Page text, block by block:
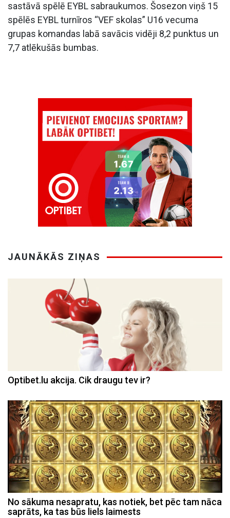
sastāvā spēlē EYBL sabraukumos. Šosezon viņš 15
spēlēs EYBL turnīros “VEF skolas” U16 vecuma
grupas komandas labā savācis vidēji 8,2 punktus un
7,7 atlēkušās bumbas.
JAUNĀKĀS ZIŅAS
Optibet.lu akcija. Cik draugu tev ir?
No sākuma nesapratu, kas notiek, bet pēc tam nāca
saprāts, ka tas būs liels laimests